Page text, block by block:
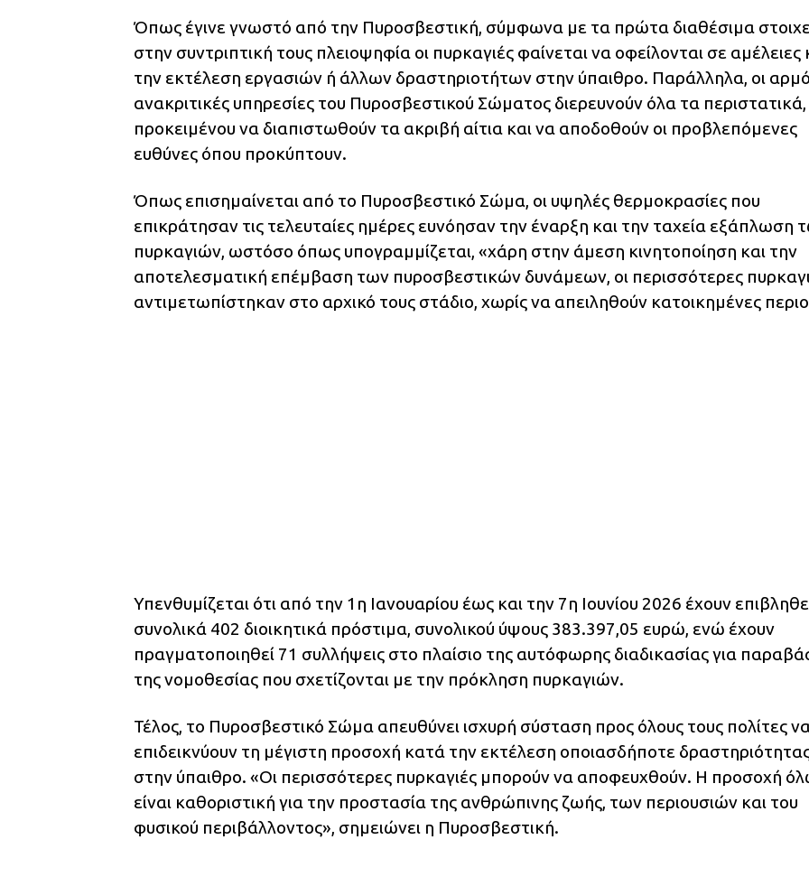
Όπως έγινε γνωστό από την Πυροσβεστική, σύμφωνα με τα πρώτα διαθέσιμα
στην συντριπτική τους πλειοψηφία οι πυρκαγιές φαίνεται να οφείλονται σε αμέλειες
την εκτέλεση εργασιών ή άλλων δραστηριοτήτων στην ύπαιθρο. Παράλληλα, οι
ανακριτικές υπηρεσίες του Πυροσβεστικού Σώματος διερευνούν όλα τα περιστατικά,
προκειμένου να διαπιστωθούν τα ακριβή αίτια και να αποδοθούν οι προβλεπόμενες
ευθύνες όπου προκύπτουν.
Όπως επισημαίνεται από το Πυροσβεστικό Σώμα, οι υψηλές θερμοκρασίες που
επικράτησαν τις τελευταίες ημέρες ευνόησαν την έναρξη και την ταχεία εξάπλωση
πυρκαγιών, ωστόσο όπως υπογραμμίζεται, «χάρη στην άμεση κινητοποίηση και την
αποτελεσματική επέμβαση των πυροσβεστικών δυνάμεων, οι περισσότερες
αντιμετωπίστηκαν στο αρχικό τους στάδιο, χωρίς να απειληθούν κατοικημένες
Υπενθυμίζεται ότι από την 1η Ιανουαρίου έως και την 7η Ιουνίου 2026 έχουν
συνολικά 402 διοικητικά πρόστιμα, συνολικού ύψους 383.397,05 ευρώ, ενώ έχουν
πραγματοποιηθεί 71 συλλήψεις στο πλαίσιο της αυτόφωρης διαδικασίας για
της νομοθεσίας που σχετίζονται με την πρόκληση πυρκαγιών.
Τέλος, το Πυροσβεστικό Σώμα απευθύνει ισχυρή σύσταση προς όλους τους πολίτες
επιδεικνύουν τη μέγιστη προσοχή κατά την εκτέλεση οποιασδήποτε
στην ύπαιθρο. «Οι περισσότερες πυρκαγιές μπορούν να αποφευχθούν. Η προσοχή
είναι καθοριστική για την προστασία της ανθρώπινης ζωής, των περιουσιών και του
φυσικού περιβάλλοντος», σημειώνει η Πυροσβεστική.